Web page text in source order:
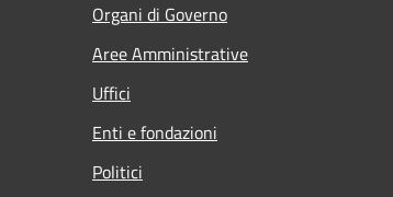
Organi di Governo
Aree Amministrative
Uffici
Enti e fondazioni
Politici